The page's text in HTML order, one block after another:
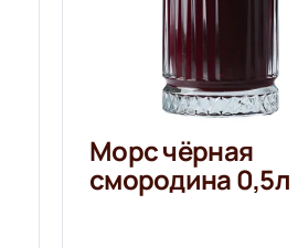
Морс чёрная
смородина 0,5л